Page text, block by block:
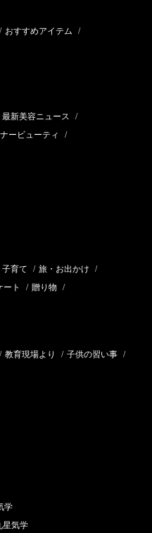
/ おすすめアイテム /
最新美容ニュース /
ービューティ /
子育て / 旅・お出かけ /
ト / 贈り物 /
/ 教育現場より / 子供の習い事 /
学
星気学